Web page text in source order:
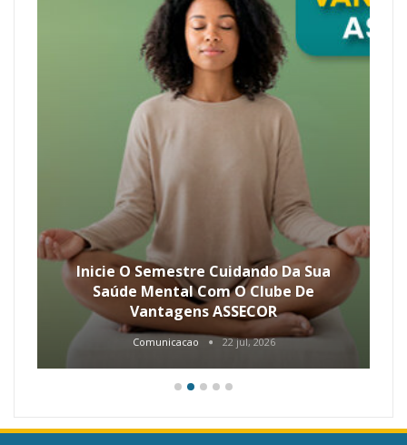
Inicie O Semestre Cuidando Da Sua
Saúde Mental Com O Clube De
Vantagens ASSECOR
Comunicacao 22 jul, 2026